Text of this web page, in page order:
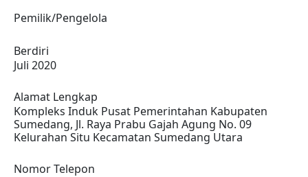
Pemilik/Pengelola
Berdiri
Juli 2020
Alamat Lengkap
Kompleks Induk Pusat Pemerintahan Kabupaten
Sumedang, Jl. Raya Prabu Gajah Agung No. 09
Kelurahan Situ Kecamatan Sumedang Utara
Nomor Telepon